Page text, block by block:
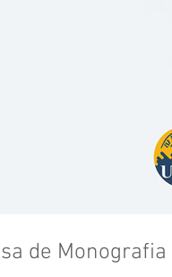
de Monografia